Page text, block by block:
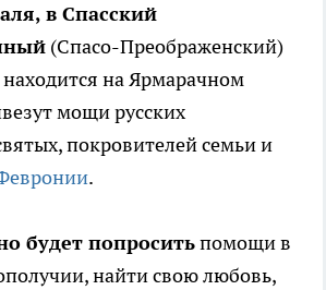
в Спасский
(Спасо-Преображенский)
на Ярмарачном
мощи русских
покровителей семьи и
.
будет попроситьпомощи в
найти свою любовь,